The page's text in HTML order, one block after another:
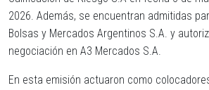
2026. Además, se encuentran admitidas
Bolsas y Mercados Argentinos S.A. y
negociación en A3 Mercados S.A.
En esta emisión actuaron como